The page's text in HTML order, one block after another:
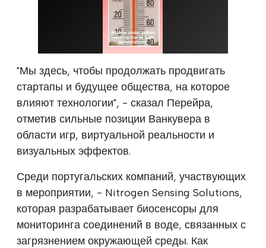
"Мы здесь, чтобы продолжать продвигать
стартапы и будущее общества, на которое
влияют технологии", - сказал Перейра,
отметив сильные позиции Ванкувера в
области игр, виртуальной реальности и
визуальных эффектов.
Среди португальских компаний, участвующих
в мероприятии, - Nitrogen Sensing Solutions,
которая разрабатывает биосенсоры для
мониторинга соединений в воде, связанных с
загрязнением окружающей среды. Как